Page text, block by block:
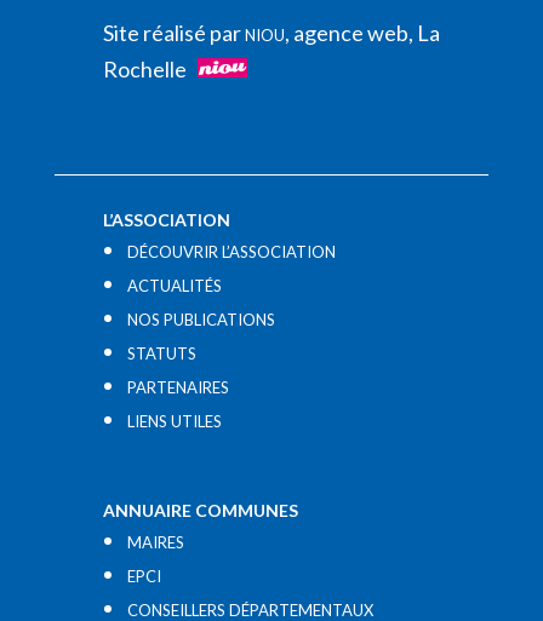
Site réalisé parNIOU, agence web, La
Rochelle
L’ASSOCIATION
DÉCOUVRIR L’ASSOCIATION
ACTUALITÉS
NOS PUBLICATIONS
STATUTS
PARTENAIRES
LIENS UTILES​
ANNUAIRE COMMUNES
MAIRES
EPCI
CONSEILLERS DÉPARTEMENTAUX